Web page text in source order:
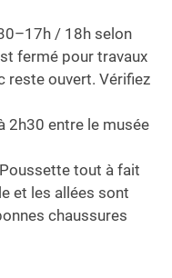
/ 18h selon
fermé pour travaux
reste ouvert. Vérifiez
2h30 entre le musée
tout à fait
et les allées sont
chaussures